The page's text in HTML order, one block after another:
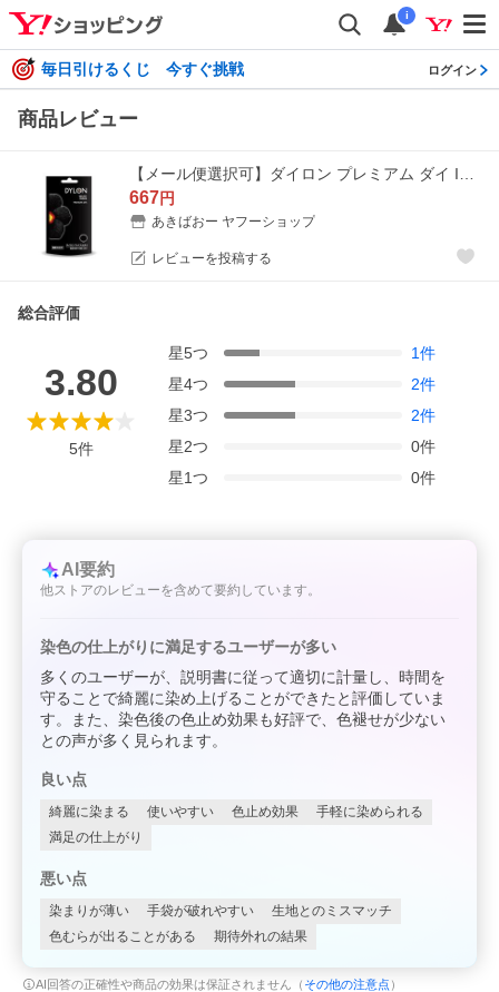
i
毎日引けるくじ 今すぐ挑戦 ログイン
商品レビュー
667円
あきばおー ヤフーショップ
レビューを投稿する
総合評価
3.80
5件
星5つ 1件
星4つ 2件
星3つ 2件
星2つ 0件
星1つ 0件
AI要約
他ストアのレビューを含めて要約しています。
染色の仕上がりに満足するユーザーが多い
多くのユーザーが、説明書に従って適切に計量し、時間を
守ることで綺麗に染め上げることができたと評価していま
す。また、染色後の色止め効果も好評で、色褪せが少ない
との声が多く見られます。
良い点
綺麗に染まる 使いやすい 色止め効果
手軽に染められる
満足の仕上がり
悪い点
染まりが薄い 手袋が破れやすい
生地とのミスマッチ
色むらが出ることがある
期待外れの結果
AI回答の正確性や商品の効果は保証されません（ その他の注意点 ）